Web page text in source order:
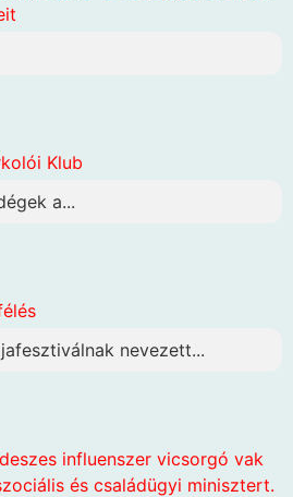
Klub
a...
nevezett...
influenszer vicsorgó vak
és családügyi minisztert.